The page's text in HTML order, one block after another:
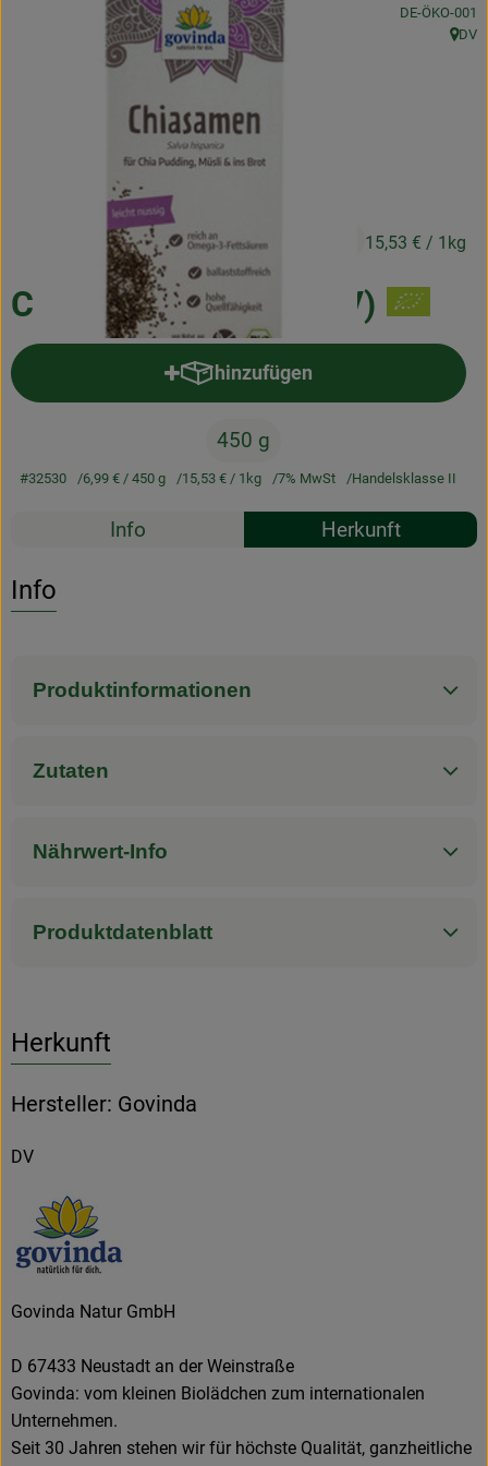
Frischetheke
Natukostwaren
Tiernahrung
Über uns
Chiasamen 450g (GOV)
6,99 € 15,53 € / 1kg
, Kontrollstelle:
DE-ÖKO-001
,
DV
hinzufügen
Produkt zum Warenkorb
450 g
#32530 6,99 €/ 450 g 15,53 €/ 1kg 7% MwSt Handelsklasse II
Rezepte
Info Herkunft
Info
Produktinformationen
Zutaten
Nährwert-Info
Produktdatenblatt
Herkunft
Hersteller: Govinda
DV
Govinda Natur GmbH
D 67433 Neustadt an der Weinstraße
Govinda: vom kleinen Biolädchen zum internationalen
Unternehmen.
Seit 30 Jahren stehen wir für höchste Qualität, ganzheitliche